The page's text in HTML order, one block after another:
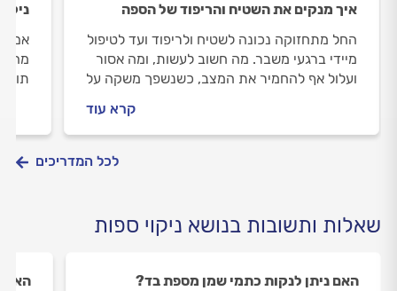
איך מנקים את השטיח והריפוד של הספה
החל מתחזוקה נכונה לשטיח ולריפוד ועד לטיפול
מיידי ברגעי משבר. מה חשוב לעשות, ומה אסור
ועלול אף להחמיר את המצב, כשנשפך משקה על
קרא עוד
אם
מה
לכל המדריכים
שאלות ותשובות בנושא ניקוי ספות
האם ניתן לנקות כתמי שמן מספת בד?
האם